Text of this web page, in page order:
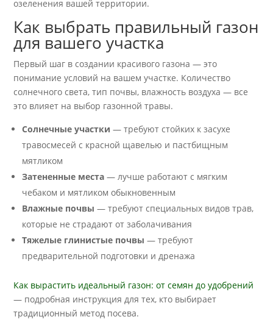
озеленения вашей территории.
Как выбрать правильный газон
для вашего участка
Первый шаг в создании красивого газона — это
понимание условий на вашем участке. Количество
солнечного света, тип почвы, влажность воздуха — все
это влияет на выбор газонной травы.
Солнечные участки — требуют стойких к засухе
травосмесей с красной щавелью и пастбищным
мятликом
Затененные места — лучше работают с мягким
чебаком и мятликом обыкновенным
Влажные почвы — требуют специальных видов трав,
которые не страдают от заболачивания
Тяжелые глинистые почвы — требуют
предварительной подготовки и дренажа
Как вырастить идеальный газон: от семян до удобрений
— подробная инструкция для тех, кто выбирает
традиционный метод посева.